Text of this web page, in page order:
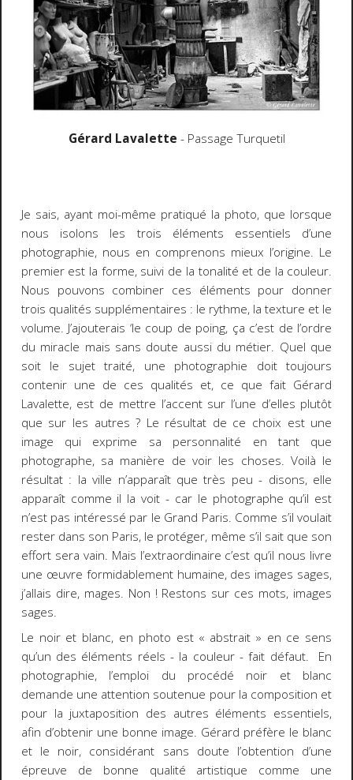
Gérard Lavalette - Passage Turquetil
Je sais, ayant moi-même pratiqué la photo, que lorsque
nous isolons les trois éléments essentiels d’une
photographie, nous en comprenons mieux l’origine. Le
premier est la forme, suivi de la tonalité et de la couleur.
Nous pouvons combiner ces éléments pour donner
trois qualités supplémentaires : le rythme, la texture et le
volume. J’ajouterais ‘le coup de poing, ça c’est de l’ordre
du miracle mais sans doute aussi du métier. Quel que
soit le sujet traité, une photographie doit toujours
contenir une de ces qualités et, ce que fait Gérard
Lavalette, est de mettre l’accent sur l’une d’elles plutôt
que sur les autres ? Le résultat de ce choix est une
image qui exprime sa personnalité en tant que
photographe, sa manière de voir les choses. Voilà le
résultat : la ville n’apparaît que très peu - disons, elle
apparaît comme il la voit - car le photographe qu’il est
n’est pas intéressé par le Grand Paris. Comme s’il voulait
rester dans son Paris, le protéger, même s’il sait que son
effort sera vain. Mais l’extraordinaire c’est qu’il nous livre
une œuvre formidablement humaine, des images sages,
j’allais dire, mages. Non ! Restons sur ces mots, images
sages.
Le noir et blanc, en photo est « abstrait » en ce sens
qu’un des éléments réels - la couleur - fait défaut. En
photographie, l’emploi du procédé noir et blanc
demande une attention soutenue pour la composition et
pour la juxtaposition des autres éléments essentiels,
afin d’obtenir une bonne image. Gérard préfère le blanc
et le noir, considérant sans doute l’obtention d’une
épreuve de bonne qualité artistique comme une